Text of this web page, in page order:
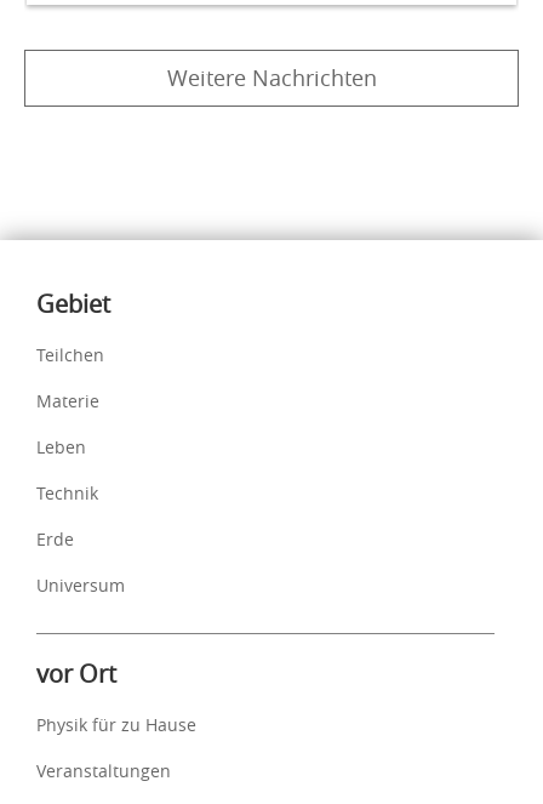
Weitere Nachrichten
Inhalte
Gebiet
Teilchen
Materie
Leben
Technik
Erde
Universum
vor Ort
Physik für zu Hause
Veranstaltungen